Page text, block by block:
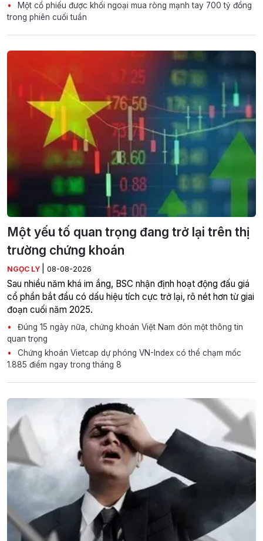
Một cổ phiếu được khối ngoại mua ròng mạnh tay 700 tỷ đồng
trong phiên cuối tuần
Một yếu tố quan trọng đang trở lại trên thị
trường chứng khoán
NGỌC LY 08-08-2026
Sau nhiều năm khá im ắng, BSC nhận định hoạt động đấu giá
cổ phần bắt đầu có dấu hiệu tích cực trở lại, rõ nét hơn từ giai
đoạn cuối năm 2025.
Đúng 15 ngày nữa, chứng khoán Việt Nam đón một thông tin
quan trọng
Chứng khoán Vietcap dự phóng VN-Index có thể chạm mốc
1.885 điểm ngay trong tháng 8